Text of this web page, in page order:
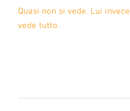
Quasi non si vede. Lui invece
vede tutto.